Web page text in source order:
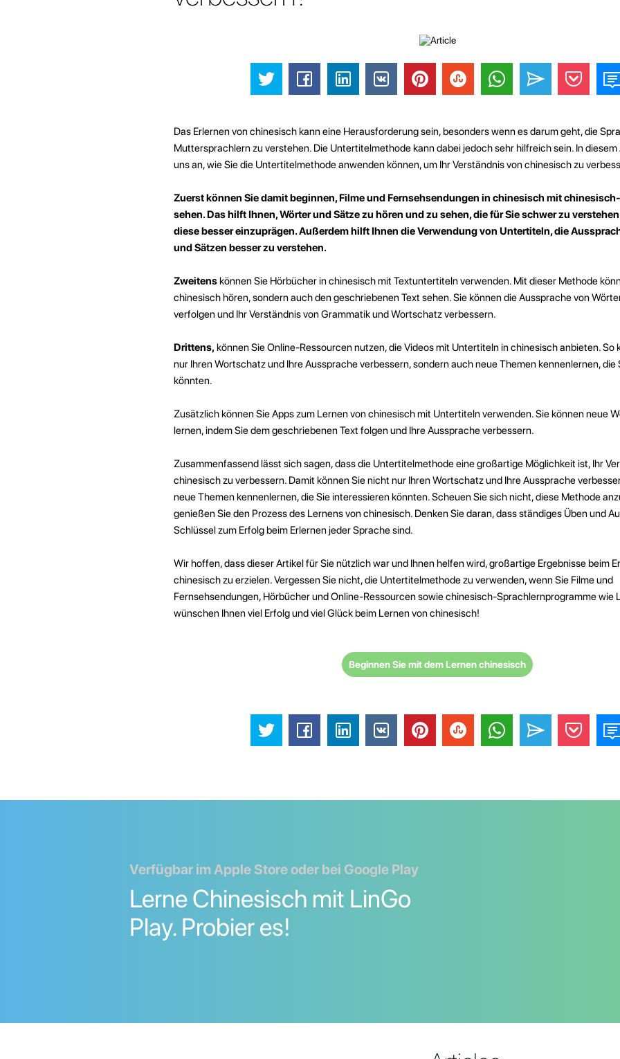
Das Erlernen von chinesisch kann eine Herausforderung sein, besonders wenn es darum geht, die
Muttersprachlern zu verstehen. Die Untertitelmethode kann dabei jedoch sehr hilfreich sein. In
uns an, wie Sie die Untertitelmethode anwenden können, um Ihr Verständnis von chinesisch zu
Zuerst können Sie damit beginnen, Filme und Fernsehsendungen in chinesisch mit
sehen. Das hilft Ihnen, Wörter und Sätze zu hören und zu sehen, die für Sie schwer zu
diese besser einzuprägen. Außerdem hilft Ihnen die Verwendung von Untertiteln, die
und Sätzen besser zu verstehen.
Zweitenskönnen Sie Hörbücher in chinesisch mit Textuntertiteln verwenden. Mit dieser Methode
chinesisch hören, sondern auch den geschriebenen Text sehen. Sie können die Aussprache von
verfolgen und Ihr Verständnis von Grammatik und Wortschatz verbessern.
Drittens,können Sie Online-Ressourcen nutzen, die Videos mit Untertiteln in chinesisch anbieten. So
nur Ihren Wortschatz und Ihre Aussprache verbessern, sondern auch neue Themen kennenlernen, die
könnten.
Zusätzlich können Sie Apps zum Lernen von chinesisch mit Untertiteln verwenden. Sie können neue
lernen, indem Sie dem geschriebenen Text folgen und Ihre Aussprache verbessern.
Zusammenfassend lässt sich sagen, dass die Untertitelmethode eine großartige Möglichkeit ist, Ihr
chinesisch zu verbessern. Damit können Sie nicht nur Ihren Wortschatz und Ihre Aussprache
neue Themen kennenlernen, die Sie interessieren könnten. Scheuen Sie sich nicht, diese Methode
genießen Sie den Prozess des Lernens von chinesisch. Denken Sie daran, dass ständiges Üben und
Schlüssel zum Erfolg beim Erlernen jeder Sprache sind.
Wir hoffen, dass dieser Artikel für Sie nützlich war und Ihnen helfen wird, großartige Ergebnisse beim
chinesisch zu erzielen. Vergessen Sie nicht, die Untertitelmethode zu verwenden, wenn Sie Filme und
Fernsehsendungen, Hörbücher und Online-Ressourcen sowie chinesisch-Sprachlernprogramme wie
wünschen Ihnen viel Erfolg und viel Glück beim Lernen von chinesisch!
Beginnen Sie mit dem Lernen chinesisch
Verfügbar im Apple Store oder bei Google Play
Lerne Chinesisch mit LinGo
Play. Probier es!